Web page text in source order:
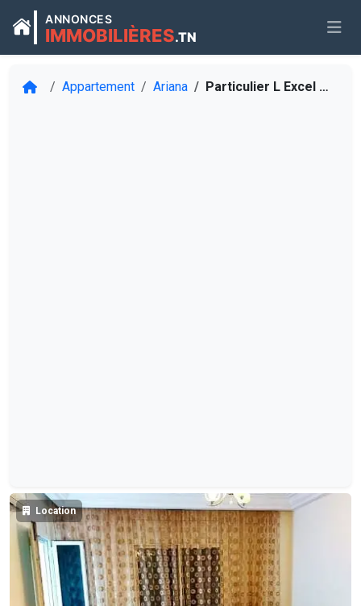
ANNONCES
IMMOBILIÈRES.TN
Appartement Ariana Particulier L Excel S1 meublé Pour étranger Ennasr 2
Location